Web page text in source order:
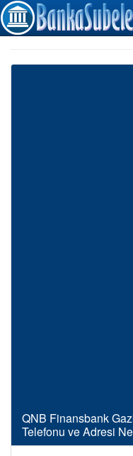
QNB Finansbank
Telefonu ve Adresi